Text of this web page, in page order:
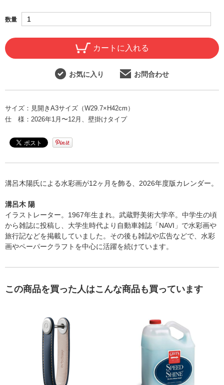
数量
カートに入れる
お気に入り お問合わせ
サイズ： 見開きA3サイズ（W29.7×H42cm）
仕 様： 2026年1月〜12月、壁掛けタイプ
溝呂木陽氏による水彩画が12ヶ月を飾る、2026年度版カレンダー。
溝呂木 陽
イラストレーター。1967年生まれ。武蔵野美術大学卒。中学生の頃
から雑誌に投稿し、大学生時代より自動車雑誌「NAVI」で水彩画や
旅行記などを掲載していました。その後も雑誌や広告などで、水彩
画やペーパークラフトを中心に活躍を続けています。
この商品を買った人はこんな商品も買っています